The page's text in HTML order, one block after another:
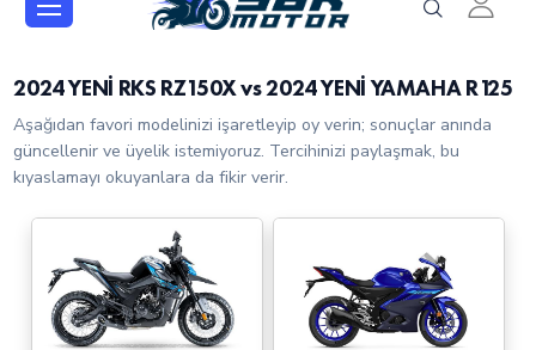
2024 YENİ RKS RZ150X vs 2024 YENİ YAMAHA R125
Aşağıdan favori modelinizi işaretleyip oy verin; sonuçlar anında
güncellenir ve üyelik istemiyoruz. Tercihinizi paylaşmak, bu
kıyaslamayı okuyanlara da fikir verir.